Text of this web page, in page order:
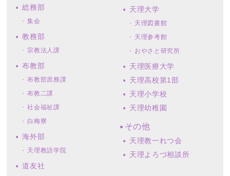
総務部
集会
教務部
宗教法人課
布教部
布教部庶務課
布教二課
社会福祉課
白梅寮
海外部
天理教語学院
道友社
天理大学
天理図書館
天理参考館
おやさと研究所
天理医療大学
天理高校第1部
天理小学校
天理幼稚園
その他
天理教一れつ会
天理よろづ相談所